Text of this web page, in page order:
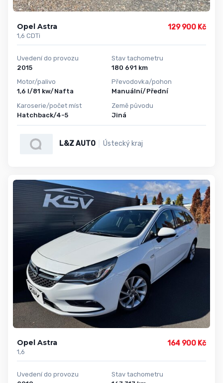
Opel Astra
1,6 CDTi
129 900 Kč
Uvedení do provozu
2015
Motor/palivo
1,6 l/81 kw/Nafta
Karoserie/počet míst
Hatchback/4-5
Stav tachometru
180 691 km
Převodovka/pohon
Manuální/Přední
Země původu
Jiná
L&Z AUTO Ústecký kraj
Opel Astra
1,6
164 900 Kč
Uvedení do provozu
Stav tachometru